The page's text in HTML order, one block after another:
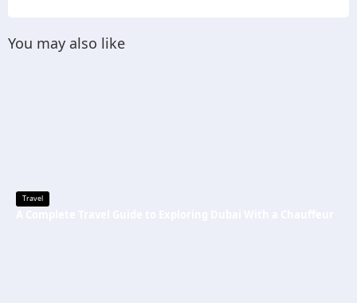
You may also like
Travel